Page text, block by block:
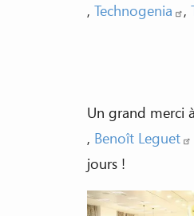
, Technogenia ,
Un grand merci
, Benoît Leguet
jours !